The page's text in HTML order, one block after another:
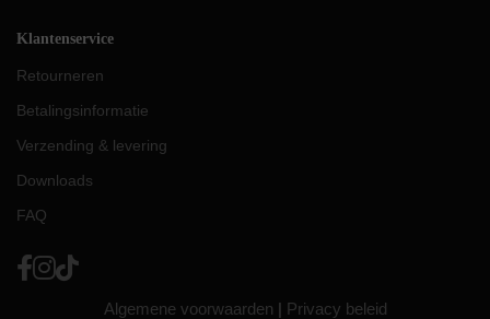
Klantenservice
Retourneren
Betalingsinformatie
Verzending & levering
Downloads
FAQ
Algemene voorwaarden | Privacy beleid